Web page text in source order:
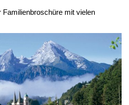
Familienbroschüre mit vielen